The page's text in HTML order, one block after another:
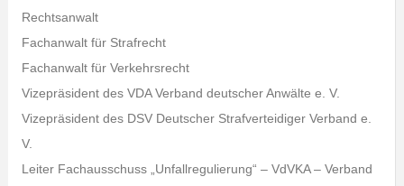
Rechtsanwalt
Fachanwalt für Strafrecht
Fachanwalt für Verkehrsrecht
Vizepräsident des VDA Verband deutscher Anwälte e. V.
Vizepräsident des DSV Deutscher Strafverteidiger Verband e.
V.
Leiter Fachausschuss „Unfallregulierung“ – VdVKA – Verband